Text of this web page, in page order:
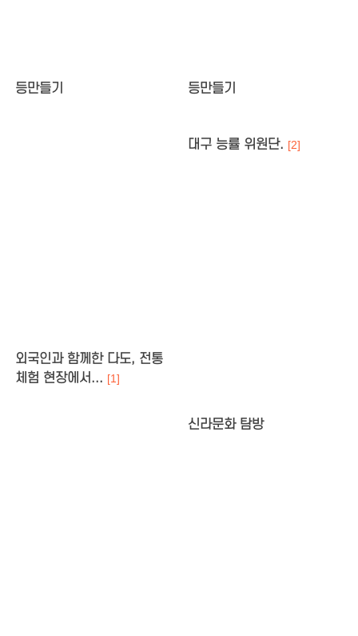
등만들기 등만들기
외국인과 함께한 다도, 전통
체험 현장에서... [1]
대구 능률 위원단. [2]
신라문화 탐방